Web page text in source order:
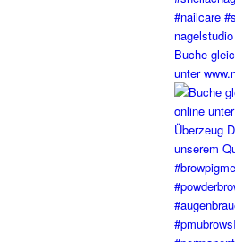
Buche
unter